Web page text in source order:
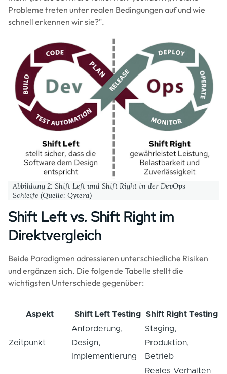
Probleme treten unter realen Bedingungen auf und wie
schnell erkennen wir sie?".
Abbildung 2: Shift Left und Shift Right in der DevOps-
Schleife (Quelle: Qytera)
Shift Left vs. Shift Right im
Direktvergleich
Beide Paradigmen adressieren unterschiedliche Risiken
und ergänzen sich. Die folgende Tabelle stellt die
wichtigsten Unterschiede gegenüber:
Aspekt Shift Left Testing Shift Right Testing
Zeitpunkt
Anforderung,
Design,
Implementierung
Staging,
Produktion,
Betrieb
Reales Verhalten